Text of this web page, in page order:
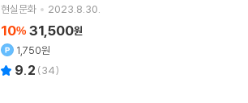
현실문화
2023.8.30.
10% 31,500원
1,750원
9.2 (34)